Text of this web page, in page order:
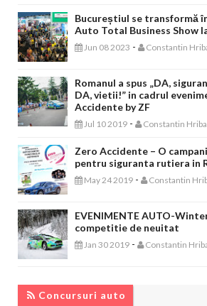
Bucureștiul se transformă
Auto Total Business Show
Jun 08 2023 - Constantin
Romanul a spus „DA,
DA, vietii!” in cadrul
Accidente by ZF
Jul 10 2019 - Constantin
Zero Accidente – O
pentru siguranta rutiera in
May 24 2019 - Constantin
EVENIMENTE AUTO-
competitie de neuitat
Jan 30 2019 - Constantin
Concursuri auto